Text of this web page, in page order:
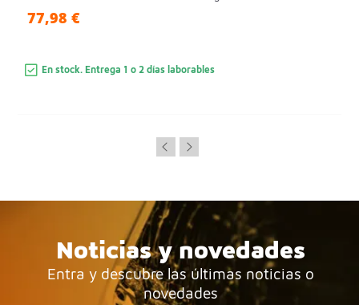
77,98 €
En stock. Entrega 1 o 2 días laborables
Noticias y novedades
Entra y descubre las últimas noticias o
novedades